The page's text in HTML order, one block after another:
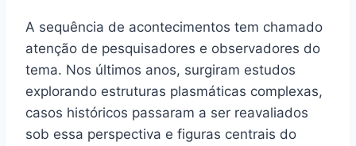
A sequência de acontecimentos tem chamado
atenção de pesquisadores e observadores do
tema. Nos últimos anos, surgiram estudos
explorando estruturas plasmáticas complexas,
casos históricos passaram a ser reavaliados
sob essa perspectiva e figuras centrais do